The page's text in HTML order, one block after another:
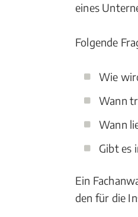
eines
Folgende
Wie
Wann
Wann
Gibt es
Ein
den für die